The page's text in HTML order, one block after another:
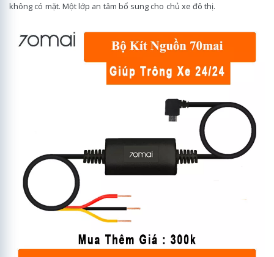
không có mặt. Một lớp an tâm bổ sung cho chủ xe đô thị.